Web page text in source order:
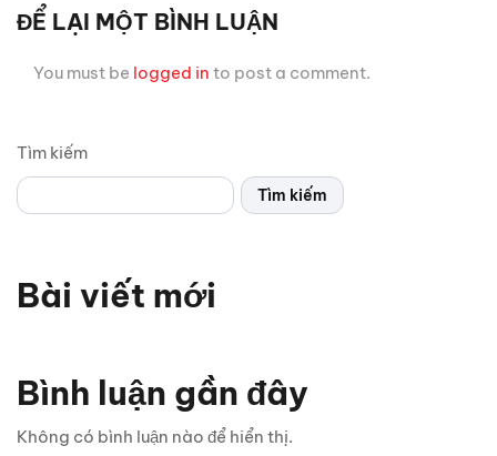
Tìm kiếm
Tìm kiếm
Bài viết mới
Bình luận gần đây
Không có bình luận nào để hiển thị.
ĐỂ LẠI MỘT BÌNH LUẬN
You must be logged in to post a comment.